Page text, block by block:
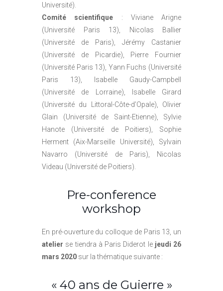
Université).
Comité scientifique : Viviane Arigne
(Université Paris 13), Nicolas Ballier
(Université de Paris), Jérémy Castanier
(Université de Picardie), Pierre Fournier
(Université Paris 13), Yann Fuchs (Université
Paris 13), Isabelle Gaudy-Campbell
(Université de Lorraine), Isabelle Girard
(Université du Littoral-Côte-d’Opale), Olivier
Glain (Université de Saint-Etienne), Sylvie
Hanote (Université de Poitiers), Sophie
Herment (Aix-Marseille Université), Sylvain
Navarro (Université de Paris), Nicolas
Videau (Université de Poitiers).
Pre-conference
workshop
En pré-ouverture du colloque de Paris 13, un
atelier se tiendra à Paris Diderot le jeudi 26
mars 2020 sur la thématique suivante :
« 40 ans de Guierre »